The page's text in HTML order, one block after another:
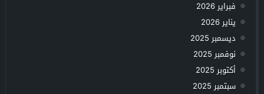
فبراير 2026
يناير 2026
ديسمبر 2025
نوفمبر 2025
أكتوبر 2025
سبتمبر 2025